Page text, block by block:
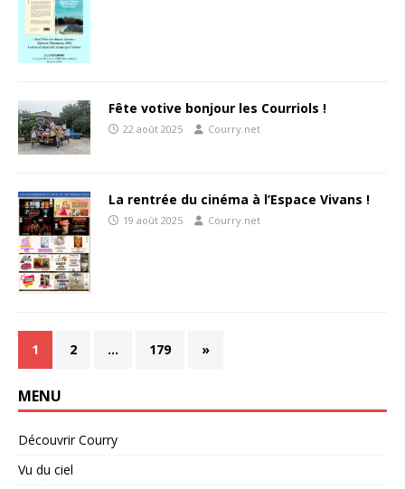
Fête votive bonjour les Courriols !
22 août 2025 Courry.net
La rentrée du cinéma à l’Espace Vivans !
19 août 2025 Courry.net
1 2 … 179 »
MENU
Découvrir Courry
Vu du ciel